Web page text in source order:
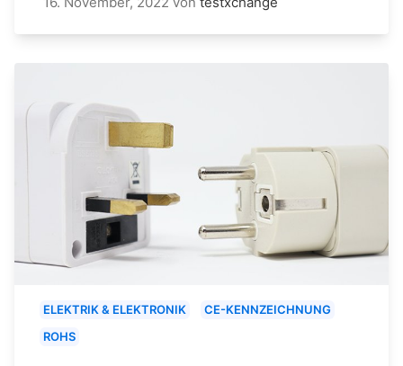
ELEKTRIK & ELEKTRONIK
CE-KENNZEICHNUNG
ROHS